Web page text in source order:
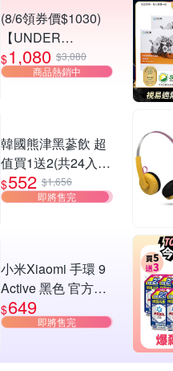
(8/6領券價$1030)
【UNDER
ARMOUR】UA
Charged Rogue 5
$1,080 $3,080
商品熱銷中
韓國熊津黑蔘飲 超
值買1送2(共24入
組)
$552 $1,656
即將售完
小米Xiaomi 手環 9
Active 黑色 官方旗
艦館
$649
即將售完